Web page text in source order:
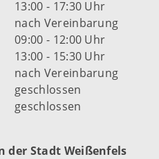
13:00 - 17:30 Uhr
nach Vereinbarung
09:00 - 12:00 Uhr
13:00 - 15:30 Uhr
nach Vereinbarung
geschlossen
geschlossen
der Stadt Weißenfels